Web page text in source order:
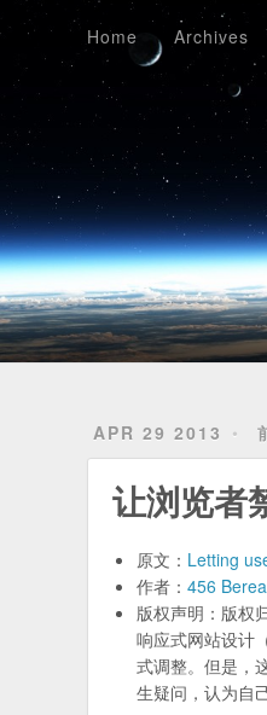
Home Archives
APR 29 2013
让浏览者
原文： Letting
作者：456
版权声明：版权
响应式网站设计
式调整。但是，
生疑问，认为自
Archives